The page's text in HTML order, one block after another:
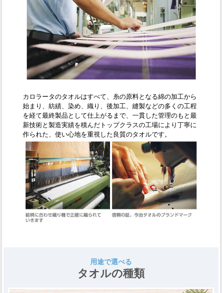
カロラータのタオルはすべて、糸の原料となる綿の加工から
始まり、紡績、染め、織り、後加工、縫製などの多くの工程
を経て最終製品として仕上がるまで、一貫した管理のもと最
新技術と製造実績を積んだトップクラスの工場により丁寧に
作られた、使い心地を重視した良質のタオルです。
用途で選べる
タオルの種類